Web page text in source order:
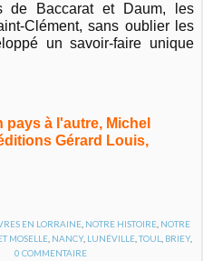
de Baccarat et Daum, les
Clément, sans oublier les
un savoir-faire unique
pays à l'autre, Michel
Gérard Louis,
EN LORRAINE, NOTRE HISTOIRE, NOTRE
MOSELLE NANCY, LUNÉVILLE ,TOUL BRIEY,
0 COMMENTAIRE